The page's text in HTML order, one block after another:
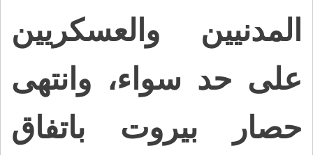
المدنيين والعسكريين
على حد سواء، وانتهى
حصار بيروت باتفاق